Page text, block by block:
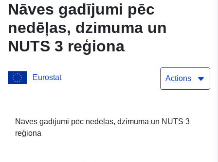
Nāves gadījumi pēc
nedēļas, dzimuma un
NUTS 3 reģiona
Eurostat Actions
Nāves gadījumi pēc nedēļas, dzimuma un NUTS 3
reģiona